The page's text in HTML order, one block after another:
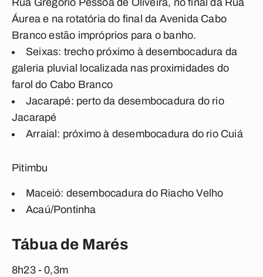
Rua Gregório Pessoa de Oliveira, no final da Rua
Áurea e na rotatória do final da Avenida Cabo
Branco estão impróprios para o banho.
Seixas: trecho próximo à desembocadura da
galeria pluvial localizada nas proximidades do
farol do Cabo Branco
Jacarapé: perto da desembocadura do rio
Jacarapé
Arraial: próximo à desembocadura do rio Cuiá
Pitimbu
Maceió: desembocadura do Riacho Velho
Acaú/Pontinha
Tábua de Marés
8h23 - 0,3m